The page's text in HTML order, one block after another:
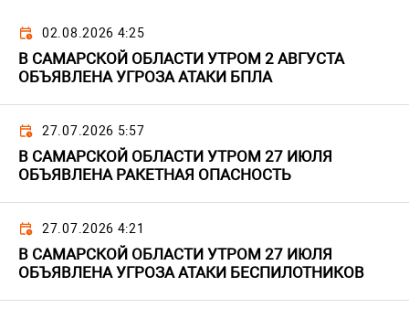
02.08.2026 4:25
В САМАРСКОЙ ОБЛАСТИ УТРОМ 2 АВГУСТА
ОБЪЯВЛЕНА УГРОЗА АТАКИ БПЛА
27.07.2026 5:57
В САМАРСКОЙ ОБЛАСТИ УТРОМ 27 ИЮЛЯ
ОБЪЯВЛЕНА РАКЕТНАЯ ОПАСНОСТЬ
27.07.2026 4:21
В САМАРСКОЙ ОБЛАСТИ УТРОМ 27 ИЮЛЯ
ОБЪЯВЛЕНА УГРОЗА АТАКИ БЕСПИЛОТНИКОВ